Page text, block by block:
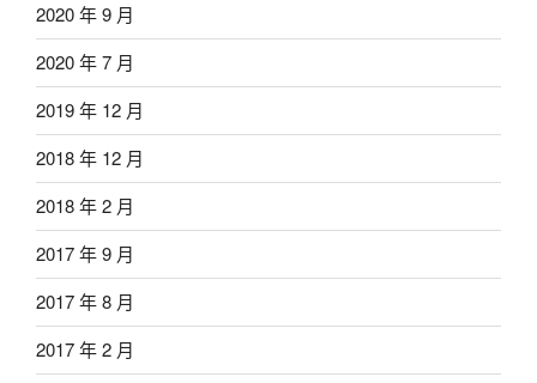
2020 年 9 月
2020 年 7 月
2019 年 12 月
2018 年 12 月
2018 年 2 月
2017 年 9 月
2017 年 8 月
2017 年 2 月